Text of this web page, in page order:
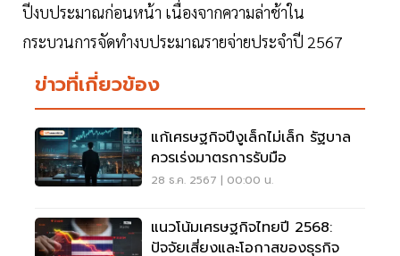
ปีงบประมาณก่อนหน้า เนื่องจากความล่าช้าใน
กระบวนการจัดทำงบประมาณรายจ่ายประจำปี 2567
ข่าวที่เกี่ยวข้อง
แก้เศรษฐกิจปีงูเล็กไม่เล็ก รัฐบาล
ควรเร่งมาตรการรับมือ
28 ธ.ค. 2567 | 00:00 น.
แนวโน้มเศรษฐกิจไทยปี 2568:
ปัจจัยเสี่ยงและโอกาสของธุรกิจ